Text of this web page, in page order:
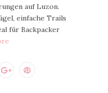
auf Luzon.
einfache Trails
für Backpacker